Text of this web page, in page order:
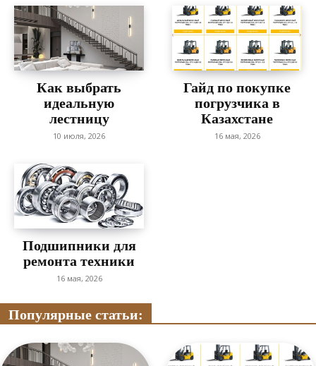
Как выбрать
идеальную
лестницу
10 июля, 2026
Гайд по покупке
погрузчика в
Казахстане
16 мая, 2026
Подшипники для
ремонта техники
16 мая, 2026
Популярные статьи: